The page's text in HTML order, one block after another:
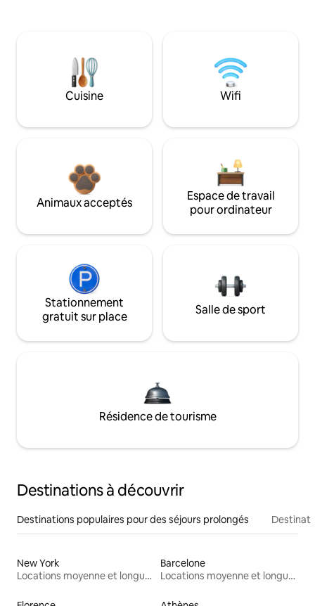
Cuisine Wifi
Animaux acceptés
Espace de travail
pour ordinateur
Stationnement
gratuit sur place
Salle de sport
Résidence de tourisme
Destinations à découvrir
Destinations populaires pour des séjours prolongés
New York
Locations moyenne et longue durée
Barcelone
Locations moyenne et longue durée